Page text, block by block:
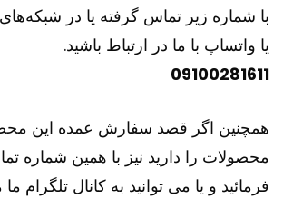
با شماره زیر تماس گرفته یا در
یا واتساپ با ما در ارتباط باشید.
09100281611
همچنین اگر قصد سفارش عمده این
محصولات را دارید نیز با همین شماره
فرمائید و یا می توانید به کانال تلگرام